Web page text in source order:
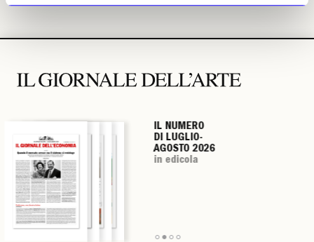
IL NUMERO
DI LUGLIO-
AGOSTO 2026
in edicola
IL NUMERO
DI LUGLIO-
AGOSTO 2026
in edicola
IL NUMERO
DI LUGLIO-
AGOSTO 2026
in edicola
IL NUMERO
DI LUGLIO-
AGOSTO 2026
in edicola